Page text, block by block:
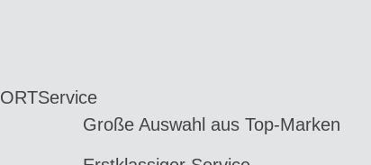
Service
Große Auswahl aus Top-Marken